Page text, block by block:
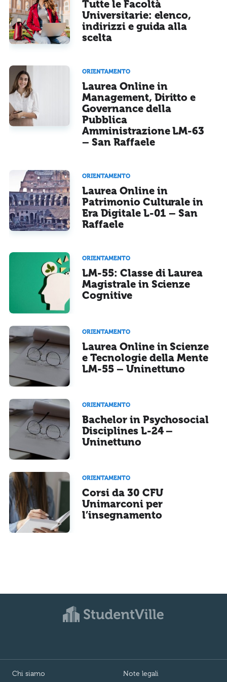
Tutte le Facoltà
Universitarie: elenco,
indirizzi e guida alla
scelta
ORIENTAMENTO
Laurea Online in
Management, Diritto e
Governance della
Pubblica
Amministrazione LM-63
– San Raffaele
ORIENTAMENTO
Laurea Online in
Patrimonio Culturale in
Era Digitale L-01 – San
Raffaele
ORIENTAMENTO
LM-55: Classe di Laurea
Magistrale in Scienze
Cognitive
ORIENTAMENTO
Laurea Online in Scienze
e Tecnologie della Mente
LM-55 – Uninettuno
ORIENTAMENTO
Bachelor in Psychosocial
Disciplines L-24 –
Uninettuno
ORIENTAMENTO
Corsi da 30 CFU
Unimarconi per
l’insegnamento
Chi siamo Note legali